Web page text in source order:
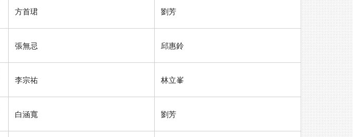
方首珺 劉芳
張無忌 邱惠鈴
李宗祐 林立峯
白涵寬 劉芳